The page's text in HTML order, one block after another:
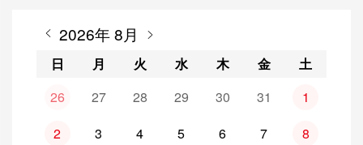
た
2026年 8月
日 月 火 水 木 金
土
26
27 28 29 30 31
1
2
3 4 5 6 7
8